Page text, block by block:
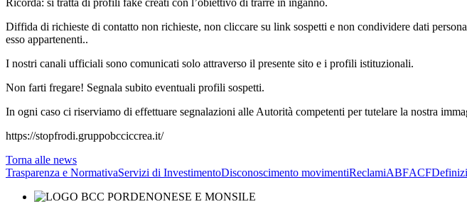
Ricorda: si tratta di profili fake creati con l’obiettivo di trarre in inganno.
Diffida di richieste di contatto non richieste, non cliccare su link sospetti e non condividere dati
esso appartenenti..
I nostri canali ufficiali sono comunicati solo attraverso il presente sito e i profili istituzionali.
Non farti fregare! Segnala subito eventuali profili sospetti.
In ogni caso ci riserviamo di effettuare segnalazioni alle Autorità competenti per tutelare la nostra
https://stopfrodi.gruppobcciccrea.it/
Torna alle news
Trasparenza e NormativaServizi di InvestimentoDisconoscimento movimentiReclamiABFACF